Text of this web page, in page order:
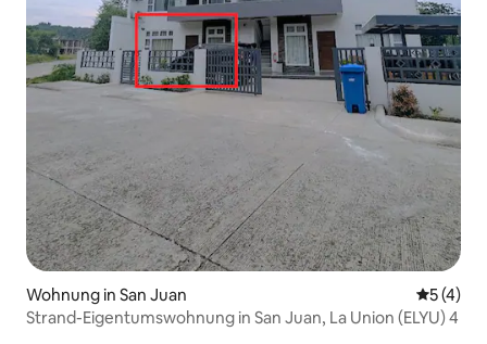
Wohnung in San Juan
5 (4)
Strand-Eigentumswohnung in San Juan, La Union (ELYU) 4